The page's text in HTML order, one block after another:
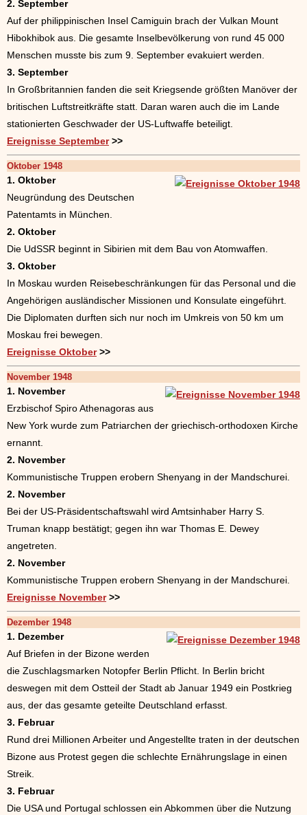
2. September
Auf der philippinischen Insel Camiguin brach der Vulkan Mount
Hibokhibok aus. Die gesamte Inselbevölkerung von rund 45 000
Menschen musste bis zum 9. September evakuiert werden.
3. September
In Großbritannien fanden die seit Kriegsende größten Manöver der
britischen Luftstreitkräfte statt. Daran waren auch die im Lande
stationierten Geschwader der US-Luftwaffe beteiligt.
Ereignisse September>>
Oktober 1948
1. Oktober
Neugründung des Deutschen
Patentamts in München.
2. Oktober
Die UdSSR beginnt in Sibirien mit dem Bau von Atomwaffen.
3. Oktober
In Moskau wurden Reisebeschränkungen für das Personal und die
Angehörigen ausländischer Missionen und Konsulate eingeführt.
Die Diplomaten durften sich nur noch im Umkreis von 50 km um
Moskau frei bewegen.
Ereignisse Oktober>>
November 1948
1. November
Erzbischof Spiro Athenagoras aus
New York wurde zum Patriarchen der griechisch-orthodoxen Kirche
ernannt.
2. November
Kommunistische Truppen erobern Shenyang in der Mandschurei.
2. November
Bei der US-Präsidentschaftswahl wird Amtsinhaber Harry S.
Truman knapp bestätigt; gegen ihn war Thomas E. Dewey
angetreten.
2. November
Kommunistische Truppen erobern Shenyang in der Mandschurei.
Ereignisse November>>
Dezember 1948
1. Dezember
Auf Briefen in der Bizone werden
die Zuschlagsmarken Notopfer Berlin Pflicht. In Berlin bricht
deswegen mit dem Ostteil der Stadt ab Januar 1949 ein Postkrieg
aus, der das gesamte geteilte Deutschland erfasst.
3. Februar
Rund drei Millionen Arbeiter und Angestellte traten in der deutschen
Bizone aus Protest gegen die schlechte Ernährungslage in einen
Streik.
3. Februar
Die USA und Portugal schlossen ein Abkommen über die Nutzung